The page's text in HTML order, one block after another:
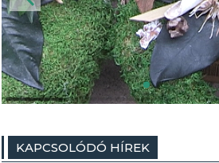
KAPCSOLÓDÓ HÍREK